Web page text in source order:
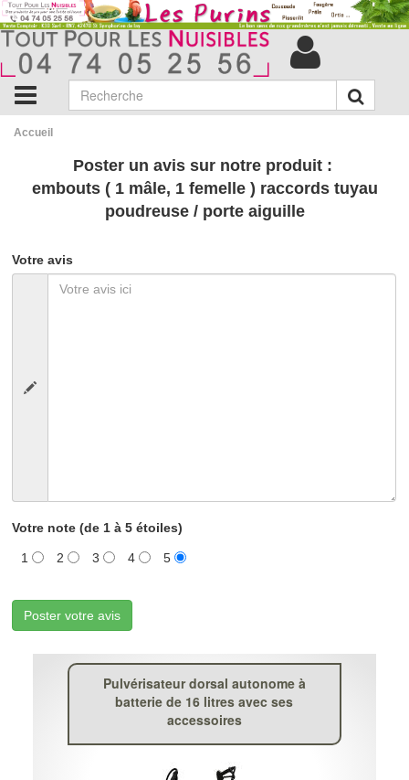
Accueil
Poster un avis sur notre produit :
embouts ( 1 mâle, 1 femelle ) raccords tuyau
poudreuse / porte aiguille
Votre avis
Votre note (de 1 à 5 étoiles)
1 2 3 4 5
Poster votre avis
Pulvérisateur dorsal autonome à
batterie de 16 litres avec ses
accessoires